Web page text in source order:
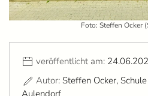
Foto: Steffen Ocker
veröffentlicht am:
Autor: Steffen Ocker,